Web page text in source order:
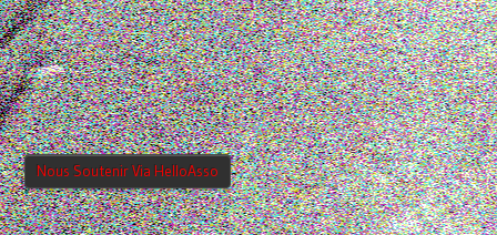
Nous Soutenir Via HelloAsso